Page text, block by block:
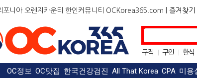
포니아 오렌지카운티 한인커뮤니티 OCKorea365.com | 즐겨찾기
구직 구인 한식
|
OC정보 OC맛집 한국건강검진 All That Korea CPA 미용